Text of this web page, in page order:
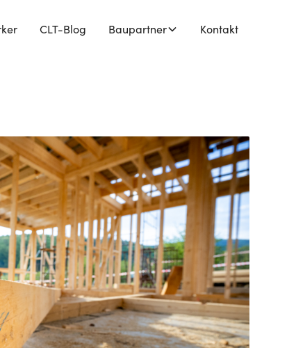
CLT-Blog Baupartner Kontakt